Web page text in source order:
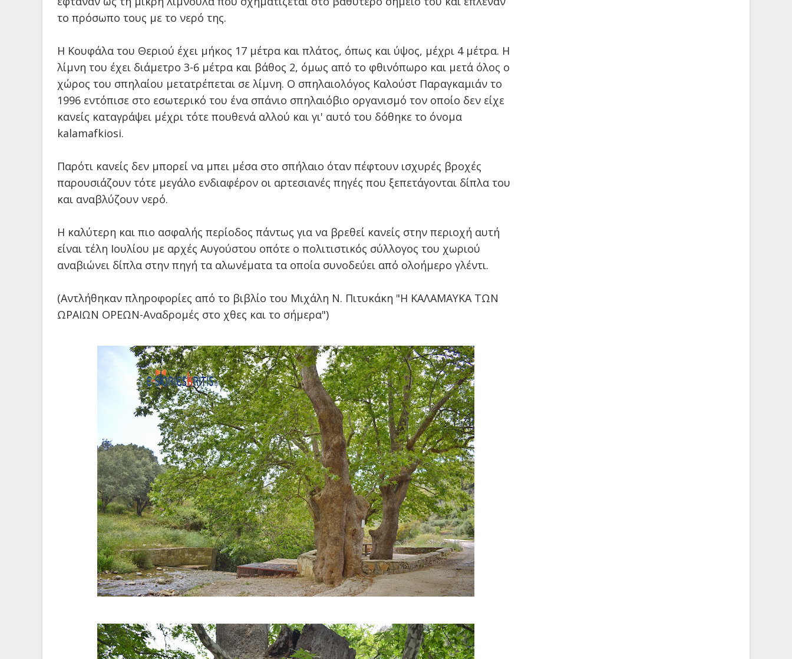
το πρόσωπο τους με το νερό της.
Η Κουφάλα του Θεριού έχει μήκος 17 μέτρα και πλάτος, όπως και ύψος, μέχρι 4 μέτρα. Η
λίμνη του έχει διάμετρο 3-6 μέτρα και βάθος 2, όμως από το φθινόπωρο και μετά όλος ο
χώρος του σπηλαίου μετατρέπεται σε λίμνη. Ο σπηλαιολόγος Καλούστ Παραγκαμιάν το
1996 εντόπισε στο εσωτερικό του ένα σπάνιο σπηλαιόβιο οργανισμό τον οποίο δεν είχε
κανείς καταγράψει μέχρι τότε πουθενά αλλού και γι' αυτό του δόθηκε το όνομα
kalamafkiosi.
Παρότι κανείς δεν μπορεί να μπει μέσα στο σπήλαιο όταν πέφτουν ισχυρές βροχές
παρουσιάζουν τότε μεγάλο ενδιαφέρον οι αρτεσιανές πηγές που ξεπετάγονται δίπλα του
και αναβλύζουν νερό.
Η καλύτερη και πιο ασφαλής περίοδος πάντως για να βρεθεί κανείς στην περιοχή αυτή
είναι τέλη Ιουλίου με αρχές Αυγούστου οπότε ο πολιτιστικός σύλλογος του χωριού
αναβιώνει δίπλα στην πηγή τα αλωνέματα τα οποία συνοδεύει από ολοήμερο γλέντι.
(Αντλήθηκαν πληροφορίες από το βιβλίο του Μιχάλη Ν. Πιτυκάκη "Η ΚΑΛΑΜΑΥΚΑ ΤΩΝ
ΩΡΑΙΩΝ ΟΡΕΩΝ-Αναδρομές στο χθες και το σήμερα")